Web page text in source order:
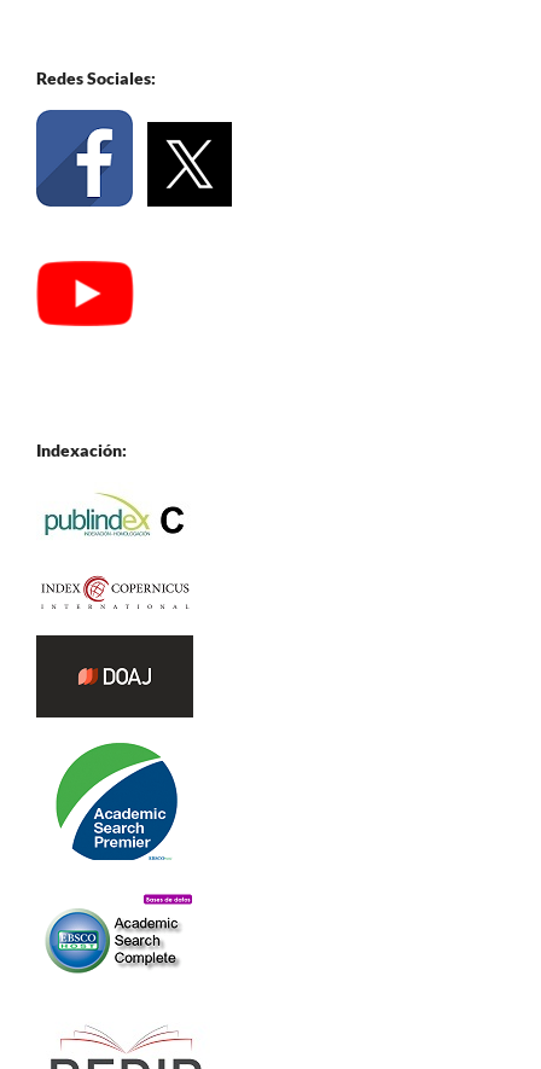
Redes Sociales:
Indexación: